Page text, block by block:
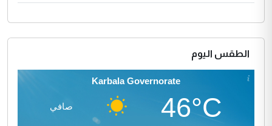
الطقس اليوم
Karbala Governorate
46°C صافي